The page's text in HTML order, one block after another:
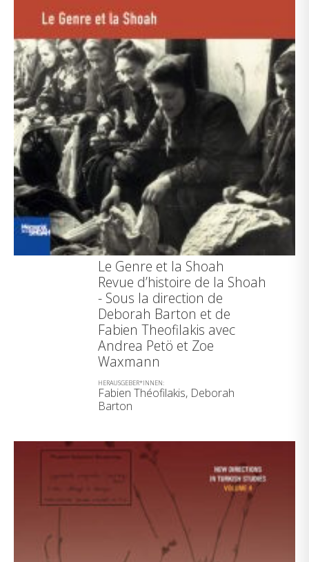
Le Genre et la Shoah
Revue d’histoire de la Shoah
- Sous la direction de
Deborah Barton et de
Fabien Theofilakis avec
Andrea Petö et Zoe
Waxmann
HERAUSGEBER*INNEN:
Fabien Théofilakis, Deborah
Barton